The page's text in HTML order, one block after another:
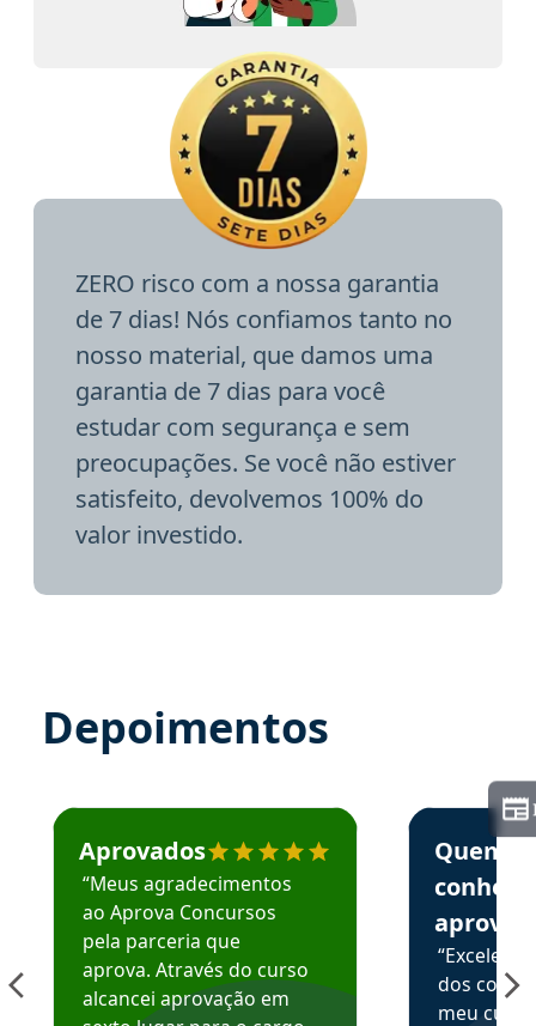
ZERO risco com a nossa garantia
de 7 dias! Nós confiamos tanto no
nosso material, que damos uma
garantia de 7 dias para você
estudar com segurança e sem
preocupações. Se você não estiver
satisfeito, devolvemos 100% do
valor investido.
Depoimentos
Estudante José recomenda o Aprova Concursos em
Aprovados
“Meus agradecimentos
ao Aprova Concursos
pela parceria que
aprova. Através do curso
alcancei aprovação em
Estudante
Quem
aprova
dos
meu